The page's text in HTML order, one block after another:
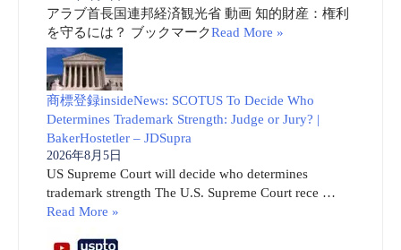
アラブ首長国連邦経済観光省 動画 知的財産：権利
を守るには？ ブックマークRead More »
商標登録insideNews: SCOTUS To Decide Who
Determines Trademark Strength: Judge or Jury? |
BakerHostetler – JDSupra
2026年8月5日
US Supreme Court will decide who determines
trademark strength The U.S. Supreme Court rece …
Read More »